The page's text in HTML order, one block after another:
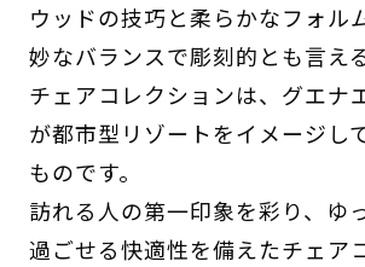
ウッドの技巧と柔らかなフォル
妙なバランスで彫刻的とも言え
チェアコレクションは、グエナ
が都市型リゾートをイメージし
ものです。
訪れる人の第一印象を彩り、ゆ
過ごせる快適性を備えたチェア